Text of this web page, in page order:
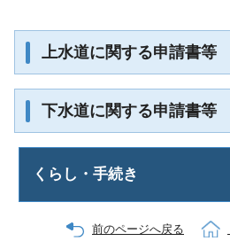
上水道に関する申請書等
下水道に関する申請書等
くらし・手続き
前のページへ戻る